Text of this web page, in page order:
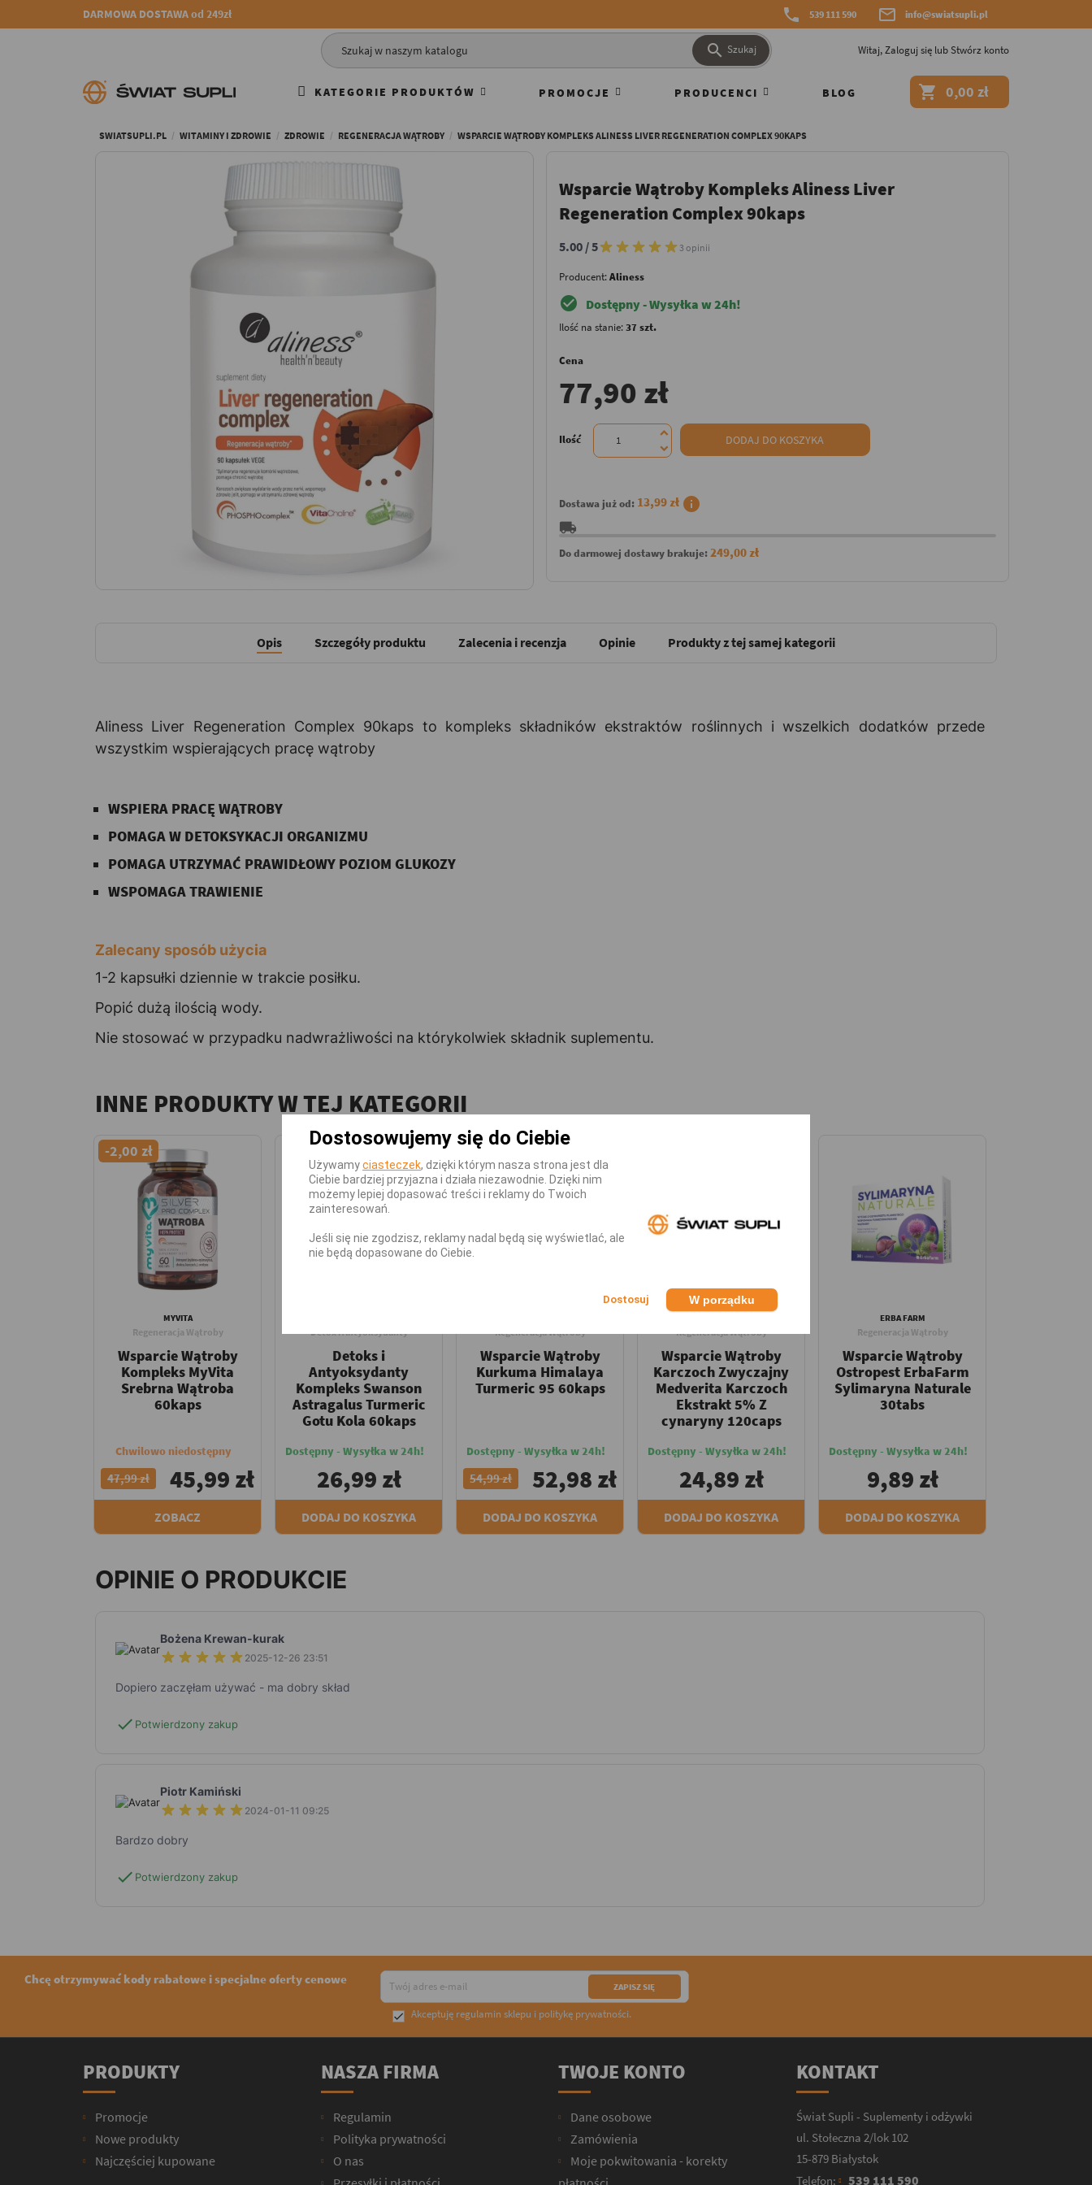
DARMOWA DOSTAWA od 249zł  539 111 590  info@swiatsupli.pl
 Szukaj Witaj,Zaloguj się lubStwórz konto
KATEGORIE PRODUKTÓW PROMOCJE PRODUCENCI BLOG  0,00 zł
SWIATSUPLI.PL WITAMINY I ZDROWIE ZDROWIE REGENERACJA WĄTROBY WSPARCIE WĄTROBY KOMPLEKS ALINESS LIVER REGENERATION COMPLEX 90KAPS
Wsparcie Wątroby Kompleks Aliness Liver
Regeneration Complex 90kaps
5.00 / 5 3 opinii
Producent:Aliness
check_circle Dostępny - Wysyłka w 24h!
Ilość na stanie:37 szt.
Cena
77,90 zł
Ilość DODAJ DO KOSZYKA
Dostawa już od: 13,99 zł info
local_shipping
Do darmowej dostawy brakuje: 249,00 zł
Opis Szczegóły produktu Zalecenia i recenzja Opinie Produkty z tej samej kategorii
Aliness Liver Regeneration Complex 90kaps to kompleks składników ekstraktów roślinnych i wszelkich dodatków przede
wszystkim wspierających pracę wątroby
WSPIERA PRACĘ WĄTROBY
POMAGA W DETOKSYKACJI ORGANIZMU
POMAGA UTRZYMAĆ PRAWIDŁOWY POZIOM GLUKOZY
WSPOMAGA TRAWIENIE
Zalecany sposób użycia
1-2 kapsułki dziennie w trakcie posiłku.
Popić dużą ilością wody.
Nie stosować w przypadku nadwrażliwości na którykolwiek składnik suplementu.
INNE PRODUKTY W TEJ KATEGORII
-2,00 zł
MYVITA
Regeneracja Wątroby
Wsparcie Wątroby
Kompleks MyVita
Srebrna Wątroba
60kaps
Chwilowo niedostępny
47,99 zł 45,99 zł
ZOBACZ
Detox i Antyoksydanty
Detoks i
Antyoksydanty
Kompleks Swanson
Astragalus Turmeric
Gotu Kola 60kaps
Dostępny - Wysyłka w 24h!
26,99 zł
DODAJ DO KOSZYKA
-2,01 zł
Regeneracja Wątroby
Wsparcie Wątroby
Kurkuma Himalaya
Turmeric 95 60kaps
Dostępny - Wysyłka w 24h!
54,99 zł 52,98 zł
DODAJ DO KOSZYKA
Regeneracja Wątroby
Wsparcie Wątroby
Karczoch Zwyczajny
Medverita Karczoch
Ekstrakt 5% Z
cynaryny 120caps
Dostępny - Wysyłka w 24h!
24,89 zł
DODAJ DO KOSZYKA
ERBA FARM
Regeneracja Wątroby
Wsparcie Wątroby
Ostropest ErbaFarm
Sylimaryna Naturale
30tabs
Dostępny - Wysyłka w 24h!
9,89 zł
DODAJ DO KOSZYKA
OPINIE O PRODUKCIE
Bożena Krewan-kurak
2025-12-26 23:51
Dopiero zaczęłam używać - ma dobry skład
check Potwierdzony zakup
Piotr Kamiński
2024-01-11 09:25
Bardzo dobry
check Potwierdzony zakup
Chcę otrzymywać kody rabatowe i specjalne oferty cenowe
 Akceptuję regulamin sklepu i politykę prywatności.
Dostosowujemy się do Ciebie
Używamyciasteczek, dzięki którym nasza strona jest dla
Ciebie bardziej przyjazna i działa niezawodnie. Dzięki nim
możemy lepiej dopasować treści i reklamy do Twoich
zainteresowań.
Jeśli się nie zgodzisz, reklamy nadal będą się wyświetlać, ale
nie będą dopasowane do Ciebie.
W porządku
PRODUKTY
Promocje
Nowe produkty
Najczęściej kupowane
NASZA FIRMA
Regulamin
Polityka prywatności
O nas
TWOJE KONTO
Dane osobowe
Zamówienia
Moje pokwitowania - korekty
KONTAKT
Świat Supli - Suplementy i odżywki
ul. Stołeczna 2/lok 102
15-879 Białystok
Telefon:
539 111 590